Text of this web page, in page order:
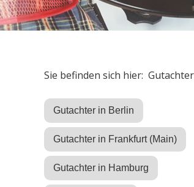
Sie befinden sich hier:
Gutachter in Berlin
Gutachter in Frankfurt (Main)
Gutachter in Hamburg